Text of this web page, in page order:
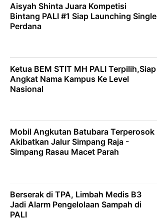
Aisyah Shinta Juara Kompetisi
Bintang PALI #1 Siap Launching Single
Perdana
Ketua BEM STIT MH PALI Terpilih,Siap
Angkat Nama Kampus Ke Level
Nasional
Mobil Angkutan Batubara Terperosok
Akibatkan Jalur Simpang Raja -
Simpang Rasau Macet Parah
Berserak di TPA, Limbah Medis B3
Jadi Alarm Pengelolaan Sampah di
PALI